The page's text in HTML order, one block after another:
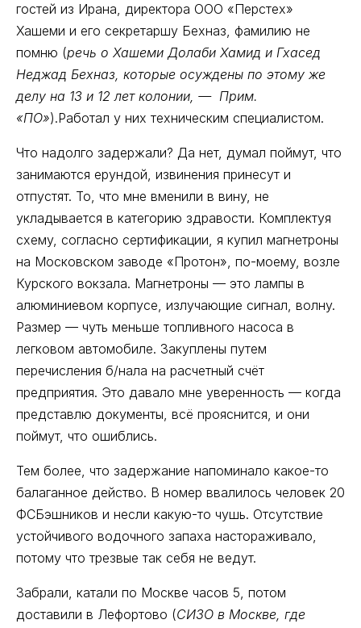
гостей из Ирана, директора ООО «Перстех»
Хашеми и его секретаршу Бехназ, фамилию не
помню (речь о Хашеми Долаби Хамид и Гхасед
Неджад Бехназ, которые осуждены по этому же
делу на 13 и 12 лет колонии, — Прим.
«ПО»).Работал у них техническим специалистом.
Что надолго задержали? Да нет, думал поймут, что
занимаются ерундой, извинения принесут и
отпустят. То, что мне вменили в вину, не
укладывается в категорию здравости. Комплектуя
схему, согласно сертификации, я купил магнетроны
на Московском заводе «Протон», по-моему, возле
Курского вокзала. Магнетроны — это лампы в
алюминиевом корпусе, излучающие сигнал, волну.
Размер — чуть меньше топливного насоса в
легковом автомобиле. Закуплены путем
перечисления б/нала на расчетный счёт
предприятия. Это давало мне уверенность — когда
представлю документы, всё прояснится, и они
поймут, что ошиблись.
Тем более, что задержание напоминало какое-то
балаганное действо. В номер ввалилось человек 20
ФСБэшников и несли какую-то чушь. Отсутствие
устойчивого водочного запаха настораживало,
потому что трезвые так себя не ведут.
Забрали, катали по Москве часов 5, потом
доставили в Лефортово (СИЗО в Москве, где